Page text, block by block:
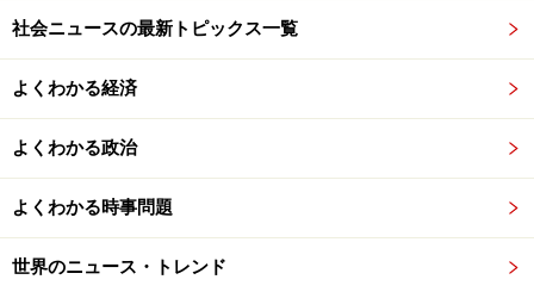
計画しているのは「ＩＲ型カジノ」
話の流れ上、日本が想定しているカジノについて前もっ
て説明したい。
それはＩＲ（Integrated Resort）
と呼ばれるタイプのカ
ジノで、施設の中心部にカジノを置き、世界各国の料理
を出すレストランや世界一流のショーをはじめ、ショッ
社会ニュースの最新トピックス一覧
よくわかる経済
よくわかる政治
よくわかる時事問題
世界のニュース・トレンド